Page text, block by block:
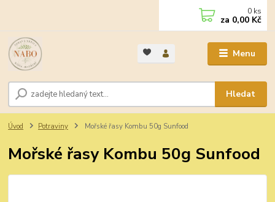
Menu
Hledat
0 ks
za 0,00 Kč
Úvod Potraviny Mořské řasy Kombu 50g Sunfood
Mořské řasy Kombu 50g Sunfood